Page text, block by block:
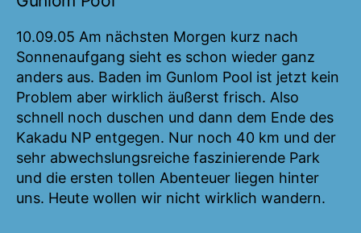
10.09.05 Am nächsten Morgen kurz nach
Sonnenaufgang sieht es schon wieder ganz
anders aus. Baden im Gunlom Pool ist jetzt kein
Problem aber wirklich äußerst frisch. Also
schnell noch duschen und dann dem Ende des
Kakadu NP entgegen. Nur noch 40 km und der
sehr abwechslungsreiche faszinierende Park
und die ersten tollen Abenteuer liegen hinter
uns. Heute wollen wir nicht wirklich wandern.